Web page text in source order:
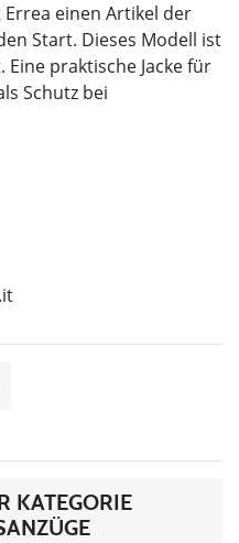
einen Artikel der
Start. Dieses Modell ist
praktische Jacke für
Schutz bei
KATEGORIE